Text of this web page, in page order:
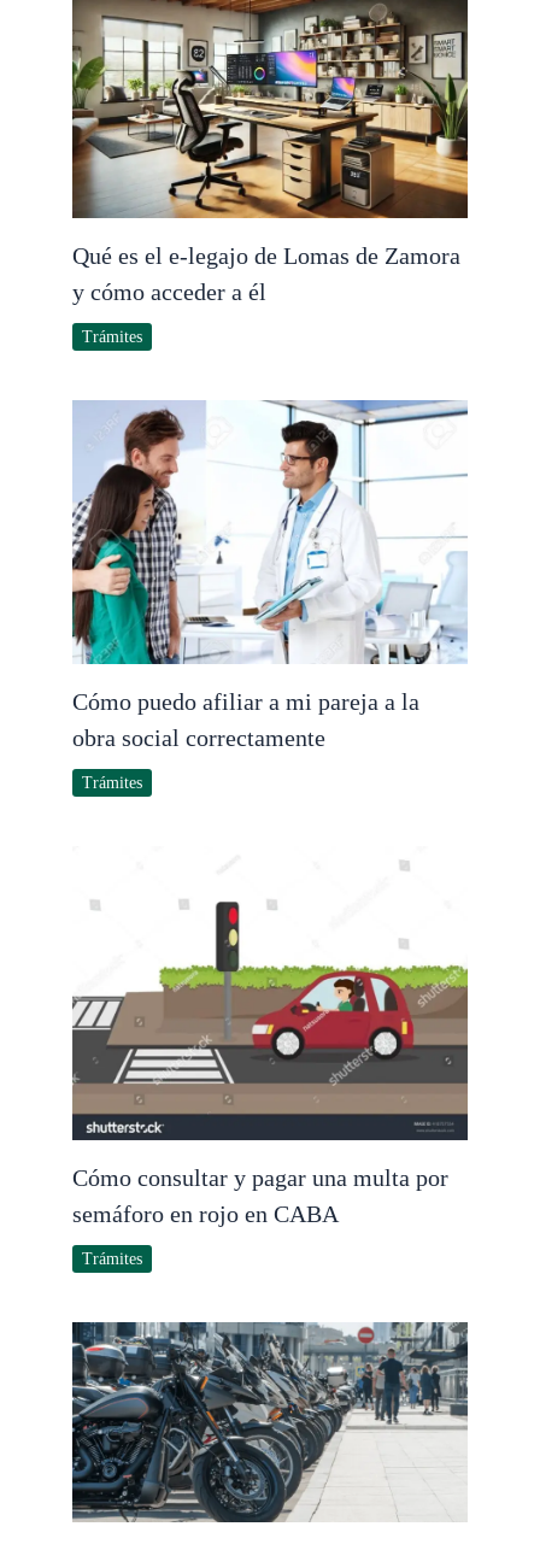
Qué es el e-legajo de Lomas de Zamora
y cómo acceder a él
Trámites
Cómo puedo afiliar a mi pareja a la
obra social correctamente
Trámites
Cómo consultar y pagar una multa por
semáforo en rojo en CABA
Trámites